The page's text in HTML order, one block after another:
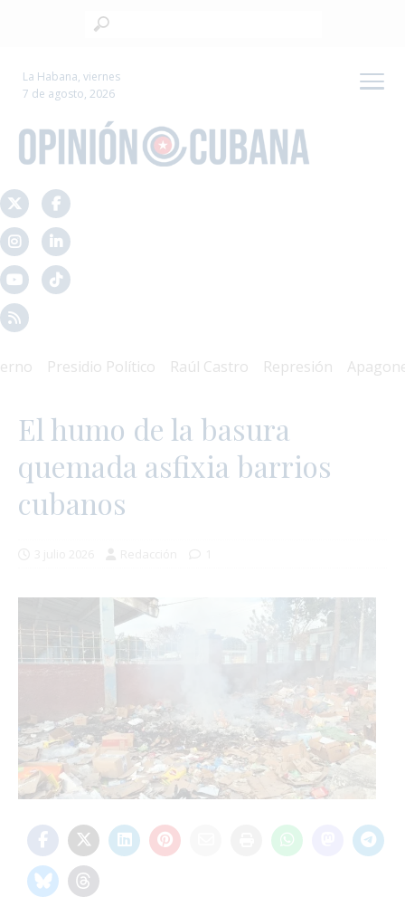
La Habana, viernes
7 de agosto, 2026
Presidio Político Raúl Castro Represión Apagones
El humo de la basura
quemada asfixia barrios
cubanos